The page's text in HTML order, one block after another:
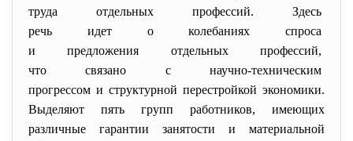
труда отдельных профессий. Здесь
речь идет о колебаниях спроса
и предложения отдельных профессий,
что связано с научно-техническим
прогрессом и структурной перестройкой экономики.
Выделяют пять групп работников, имеющих
различные гарантии занятости и материальной